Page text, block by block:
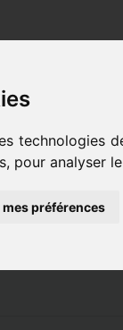
technologies
pour analyser
préférences
Accueil